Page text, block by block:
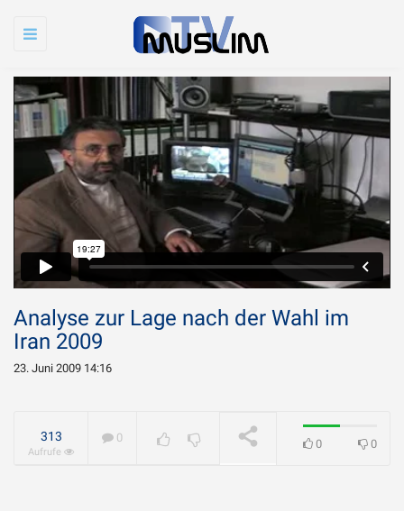
Toggle
Analyse zur Lage nach der Wahl im
Iran 2009
23. Juni 2009 14:16
313
Aufrufe
0 0 0